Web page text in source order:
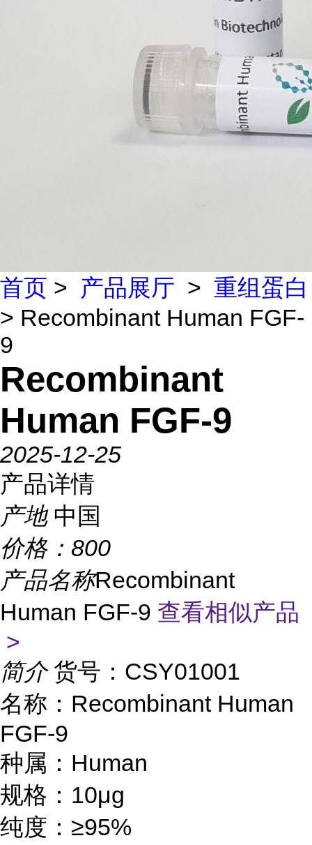
首页 > 产品展厅 > 重组蛋白
> Recombinant Human FGF-
9
Recombinant
Human FGF-9
2025-12-25
产品详情
产地 中国
价格： 800
产品名称Recombinant
Human FGF-9 查看相似产品
>
简介 货号：CSY01001
名称：Recombinant Human
FGF-9
种属：Human
规格：10μg
纯度：≥95%